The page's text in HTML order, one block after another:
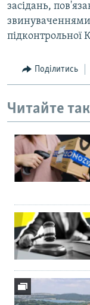
засідань,
звинуваченнями
підконтрольної
Поділитись
Читайте